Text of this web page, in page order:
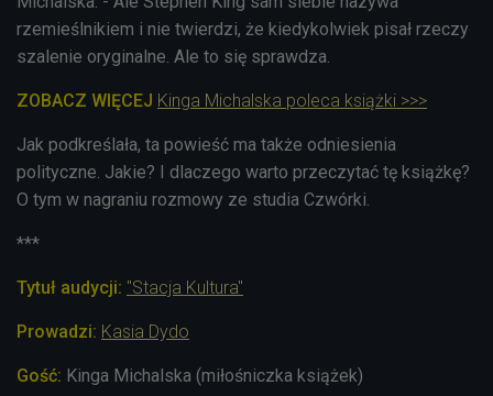
rzemieślnikiem i nie twierdzi, że kiedykolwiek pisał rzeczy
szalenie oryginalne. Ale to się sprawdza.
ZOBACZ WIĘCEJ Kinga Michalska poleca książki >>>
Jak podkreślała, ta powieść ma także odniesienia
polityczne. Jakie? I dlaczego warto przeczytać tę książkę?
O tym w nagraniu rozmowy ze studia Czwórki.
***
Tytuł audycji: "Stacja Kultura"
Prowadzi: Kasia Dydo
Gość: Kinga Michalska (miłośniczka książek)